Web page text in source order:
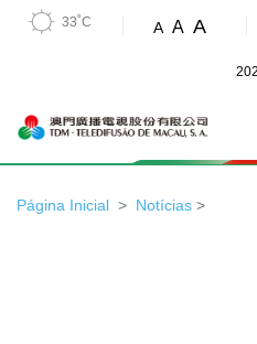
33˚C A A A
Página Inicial Notícias >